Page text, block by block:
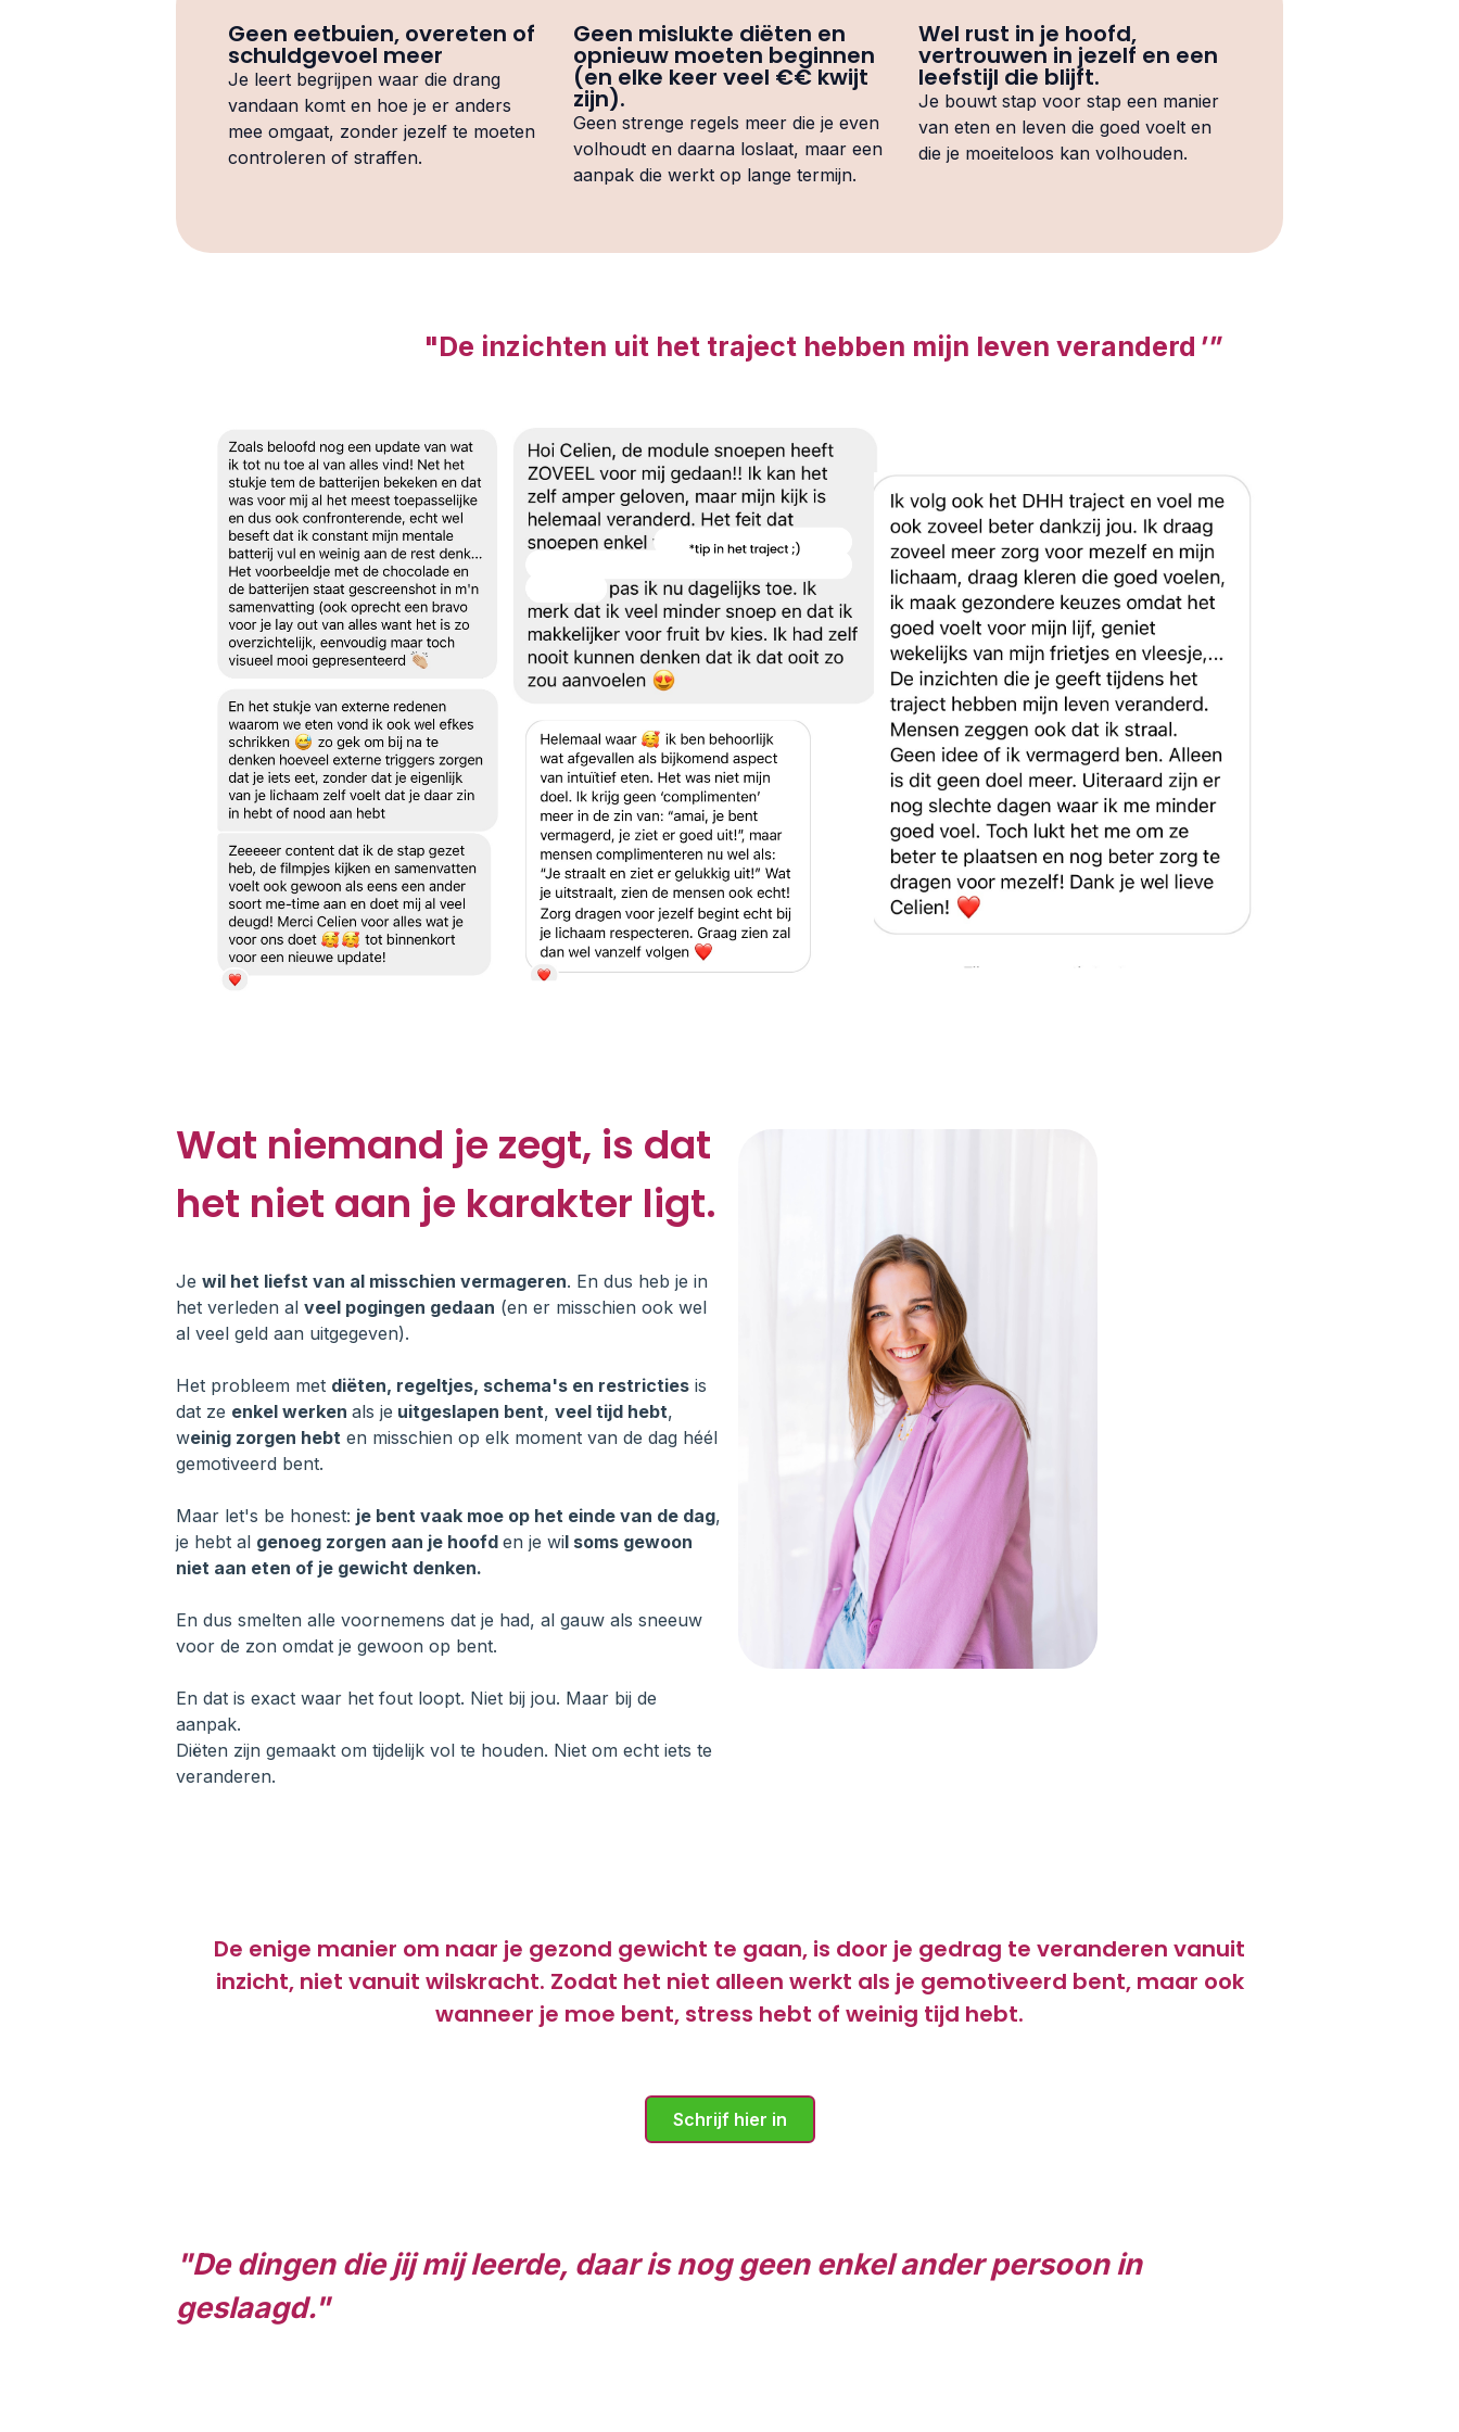
Geen eetbuien, overeten of
schuldgevoel meer
Je leert begrijpen waar die drang
vandaan komt en hoe je er anders
mee omgaat, zonder jezelf te moeten
controleren of straffen.
Geen mislukte diëten en
opnieuw moeten beginnen
(en elke keer veel €€ kwijt
zijn).
Geen strenge regels meer die je even
volhoudt en daarna loslaat, maar een
aanpak die werkt op lange termijn.
Wel rust in je hoofd,
vertrouwen in jezelf en een
leefstijl die blijft.
Je bouwt stap voor stap een manier
van eten en leven die goed voelt en
die je moeiteloos kan volhouden.
"De inzichten uit het traject hebben mijn leven veranderd '"
Wat niemand je zegt, is dat
het niet aan je karakter ligt.
Je wil het liefst van al misschien vermageren. En dus heb je in
het verleden al veel pogingen gedaan (en er misschien ook wel
al veel geld aan uitgegeven).
Het probleem met diëten, regeltjes, schema's en restricties is
dat ze enkel werken als je uitgeslapen bent, veel tijd hebt,
weinig zorgen hebt en misschien op elk moment van de dag héél
gemotiveerd bent.
Maar let's be honest: je bent vaak moe op het einde van de dag,
je hebt al genoeg zorgen aan je hoofd en je wil soms gewoon
niet aan eten of je gewicht denken.
En dus smelten alle voornemens dat je had, al gauw als sneeuw
voor de zon omdat je gewoon op bent.
En dat is exact waar het fout loopt. Niet bij jou. Maar bij de
aanpak.
Diëten zijn gemaakt om tijdelijk vol te houden. Niet om echt iets te
veranderen.
De enige manier om naar je gezond gewicht te gaan, is door je gedrag te veranderen vanuit
inzicht, niet vanuit wilskracht. Zodat het niet alleen werkt als je gemotiveerd bent, maar ook
wanneer je moe bent, stress hebt of weinig tijd hebt.
Schrijf hier in
"De dingen die jij mij leerde, daar is nog geen enkel ander persoon in
geslaagd."